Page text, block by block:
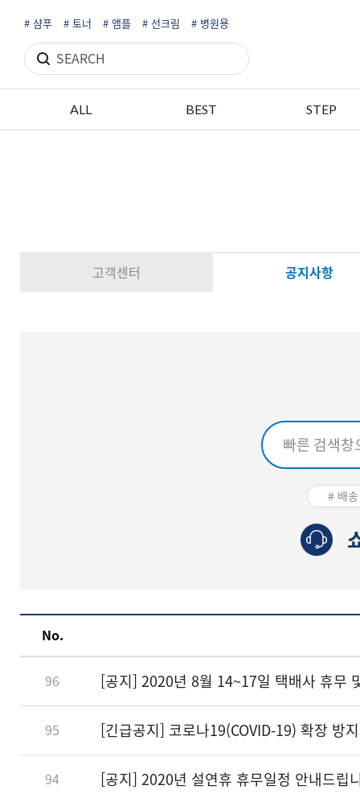
# 샴푸 # 토너 # 앰플 # 선크림 # 병원용
ALL BEST STEP
고객센터 공지사항
# 배송
No.
96 [공지] 2020년 8월 14~17일 택배사 휴무
95 [긴급공지] 코로나19(COVID-19) 확장 방
94 [공지] 2020년 설연휴 휴무일정 안내드립